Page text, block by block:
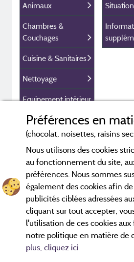
Animaux
Chambres &
Couchages
Cuisine & Sanitaires
Nettoyage
Equipement intérieur
Equipement
extérieur
Sécurité & parking
Infos pré et post
réservation
Situation
Préférences en
(chocolat, noisettes, raisins
Nous utilisons des cookies
au fonctionnement du site,
préférences. Nous sommes
également des cookies afin
publicités ciblées adressées
cliquant sur tout accepter,
l'utilisation de ces cookies
notre politique en matière de
plus, cliquez ici